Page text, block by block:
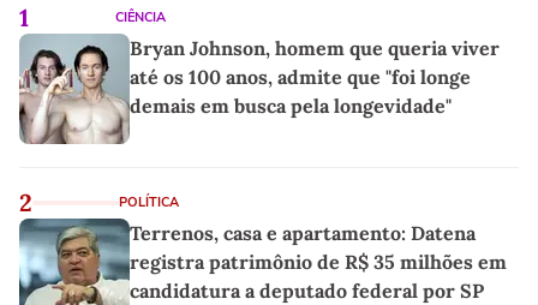
1 CIÊNCIA
Bryan Johnson, homem que queria viver
até os 100 anos, admite que "foi longe
demais em busca pela longevidade"
2 POLÍTICA
Terrenos, casa e apartamento: Datena
registra patrimônio de R$ 35 milhões em
candidatura a deputado federal por SP